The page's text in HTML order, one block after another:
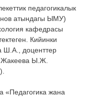
педагогикалык
атындагы ЫМУ)
кафедрасы
Кийинки
доценттер
Ы.Ж.
«Педагогика жана